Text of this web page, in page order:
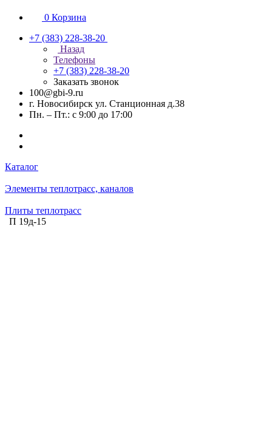
0 Корзина
+7 (383) 228-38-20
Назад
Телефоны
+7 (383) 228-38-20
Заказать звонок
100@gbi-9.ru
г. Новосибирск ул. Станционная д.38
Пн. – Пт.: с 9:00 до 17:00
Каталог
Элементы теплотрасс, каналов
Плиты теплотрасс
П 19д-15